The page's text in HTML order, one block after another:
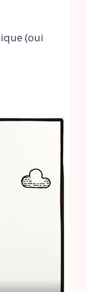
(oui